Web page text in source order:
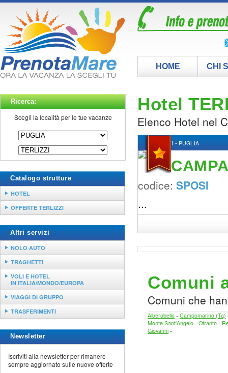
HOME CHI
Hotel
Elenco Hotel nel
TERLIZZI - PUGLIA
codice: SPOSI
...
Comuni
Comuni che
Alberobello - Campomarino (Ta)
Monte Sant'Angelo - Otranto -
Giovanni -
Ricerca:
Scegli la località per le tue vacanze
Catalogo strutture
HOTEL
OFFERTE TERLIZZI
Altri servizi
NOLO AUTO
TRAGHETTI
VOLI E HOTEL
IN ITALIA/MONDO/EUROPA
VIAGGI DI GRUPPO
TRASFERIMENTI
Newsletter
Iscriviti alla newsletter per rimanere
sempre aggiornato sulle nuove offerte